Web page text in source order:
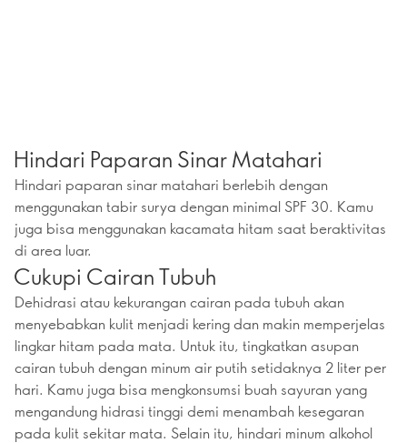
Hindari Paparan Sinar Matahari
Hindari paparan sinar matahari berlebih dengan
menggunakan tabir surya dengan minimal SPF 30. Kamu
juga bisa menggunakan kacamata hitam saat beraktivitas
di area luar.
Cukupi Cairan Tubuh
Dehidrasi atau kekurangan cairan pada tubuh akan
menyebabkan kulit menjadi kering dan makin memperjelas
lingkar hitam pada mata. Untuk itu, tingkatkan asupan
cairan tubuh dengan minum air putih setidaknya 2 liter per
hari. Kamu juga bisa mengkonsumsi buah sayuran yang
mengandung hidrasi tinggi demi menambah kesegaran
pada kulit sekitar mata. Selain itu, hindari minum alkohol